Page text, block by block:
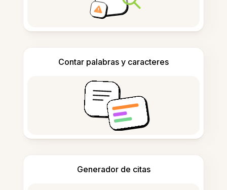
Contar palabras y caracteres
Generador de citas